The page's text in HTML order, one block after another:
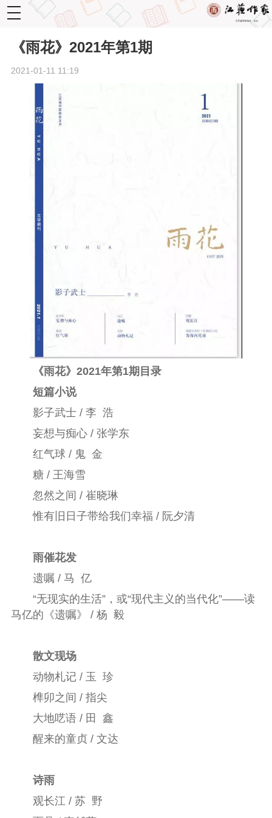
toggle
navigation
《雨花》2021年第1期
2021-01-11 11:19
《雨花》2021年第1期目录
短篇小说
影子武士 / 李 浩
妄想与痴心 / 张学东
红气球 / 鬼 金
糖 / 王海雪
忽然之间 / 崔晓琳
惟有旧日子带给我们幸福 / 阮夕清
雨催花发
遗嘱 / 马 亿
“无现实的生活”，或“现代主义的当代化”——读
马亿的《遗嘱》 / 杨 毅
散文现场
动物札记 / 玉 珍
榫卯之间 / 指尖
大地呓语 / 田 鑫
醒来的童贞 / 文达
诗雨
观长江 / 苏 野